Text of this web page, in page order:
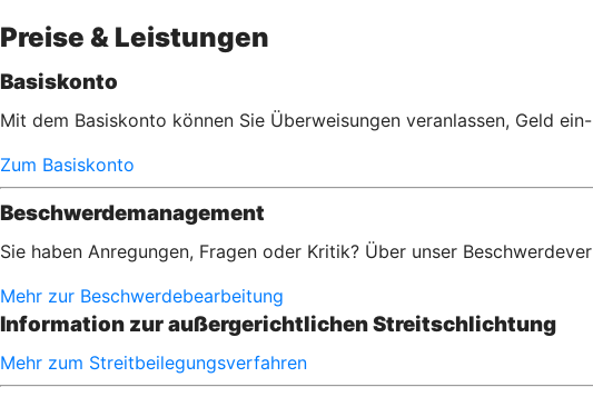
Preise & Leistungen
Basiskonto
Mit dem Basiskonto können Sie Überweisungen veranlassen, Geld
Zum Basiskonto
Beschwerdemanagement
Sie haben Anregungen, Fragen oder Kritik? Über unser
Mehr zur Beschwerdebearbeitung
Information zur außergerichtlichen Streitschlichtung
Mehr zum Streitbeilegungsverfahren